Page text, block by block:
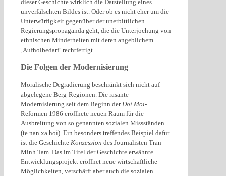
dieser Geschichte wirklich die Darstellung eines
unverfälschten Bildes ist. Oder ob es nicht eher um die
Unterwürfigkeit gegenüber der unerbittlichen
Regierungspropaganda geht, die die Unterjochung von
ethnischen Minderheiten mit deren angeblichem
‚Aufholbedarf’ rechtfertigt.
Die Folgen der Modernisierung
Moralische Degradierung beschränkt sich nicht auf
abgelegene Berg-Regionen. Die rasante
Modernisierung seit dem Beginn derDoi Moi-
Reformen 1986 eröffnete neuen Raum für die
Ausbreitung von so genannten sozialen Missständen
(te nan xa hoi). Ein besonders treffendes Beispiel dafür
ist die Geschichte Konzession des Journalisten Tran
Minh Tam. Das im Titel der Geschichte erwähnte
Entwicklungsprojekt eröffnet neue wirtschaftliche
Möglichkeiten, verschärft aber auch die sozialen